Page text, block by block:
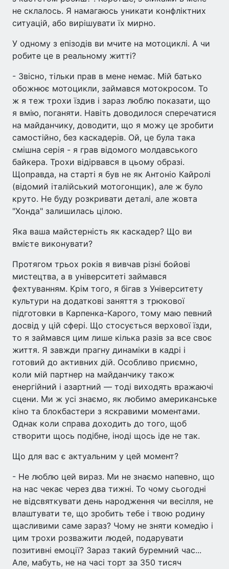
не склалось. Я намагаюсь уникати конфліктних
ситуацій, або вирішувати їх мирно.
У одному з епізодів ви мчите на мотоциклі. А чи
робите це в реальному житті?
- Звісно, тільки прав в мене немає. Мій батько
обожнює мотоцикли, займався мотокросом. То
ж я теж трохи їздив і зараз люблю показати, що
я вмію, поганяти. Навіть доводилося сперечатися
на майданчику, доводити, що я можу це зробити
самостійно, без каскадерів. Ой, це була така
смішна серія - я грав відомого молдавського
байкера. Трохи відірвався в цьому образі.
Щоправда, на старті я був не як Антоніо Кайролі
(відомий італійський мотогонщик), але ж було
круто. Не буду розкривати деталі, але жовта
"Хонда" залишилась цілою.
Яка ваша майстерність як каскадер? Що ви
вмієте виконувати?
Протягом трьох років я вивчав різні бойові
мистецтва, а в університеті займався
фехтуванням. Крім того, я бігав з Університету
культури на додаткові заняття з трюкової
підготовки в Карпенка-Карого, тому маю певний
досвід у цій сфері. Що стосується верхової їзди,
то я займався цим лише кілька разів за все своє
життя. Я завжди прагну динаміки в кадрі і
готовий до активних дій. Особливо приємно,
коли мій партнер на майданчику також
енергійний і азартний — тоді виходять вражаючі
сцени. Ми ж усі знаємо, як любимо американське
кіно та блокбастери з яскравими моментами.
Однак коли справа доходить до того, щоб
створити щось подібне, іноді щось іде не так.
Що для вас є актуальним у цей момент?
- Не люблю цей вираз. Ми не знаємо напевно, що
на нас чекає через два тижні. То чому сьогодні
не відсвяткувати день народження чи весілля, не
влаштувати те, що зробить тебе і твою родину
щасливими саме зараз? Чому не зняти комедію і
цим трохи розважити людей, подарувати
позитивні емоції? Зараз такий буремний час...
Але, мабуть, не на часі торт за 350 тисяч